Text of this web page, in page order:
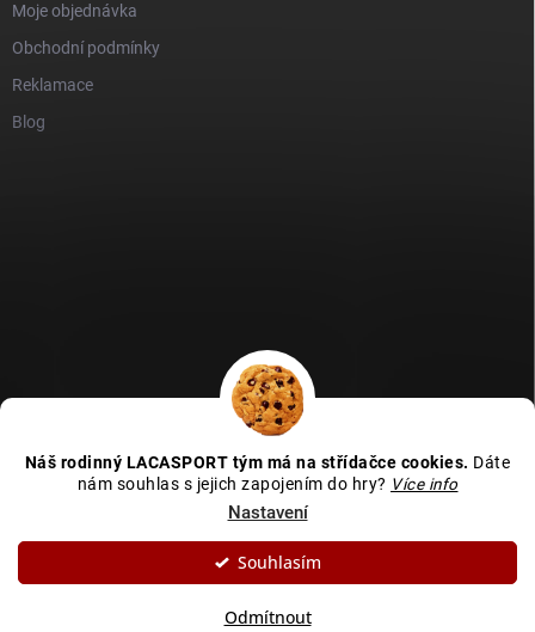
Náš rodinný LACASPORT tým má na střídačce cookies. Dáte
nám souhlas s jejich zapojením do hry? Více info
Nastavení
Odmítnout
Souhlasím
Moje objednávka
Obchodní podmínky
Reklamace
Blog
Zboží recenze
Kamenná prodejna - MAPA
Vytvořil Shoptet
. Všechna práva vyhrazena.
cookies